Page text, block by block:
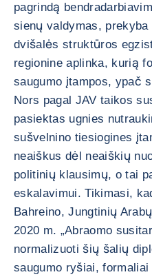
pagrindą
sienų valdymas,
dvišalės struktūros
regionine aplinka, kurią
saugumo įtampos, ypač
Nors pagal JAV taikos
pasiektas ugnies
sušvelnino tiesiogines
neaiškus dėl neaiškių
politinių klausimų, o tai
eskalavimui. Tikimasi,
Bahreino, Jungtinių
2020 m. „Abraomo
normalizuoti šių šalių
saugumo ryšiai,